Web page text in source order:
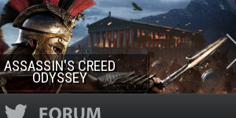
zum Inhalt
CREED ROGUE
REMASTERED